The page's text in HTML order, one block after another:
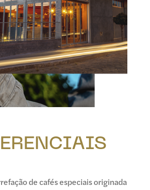
de cafés especiais originada